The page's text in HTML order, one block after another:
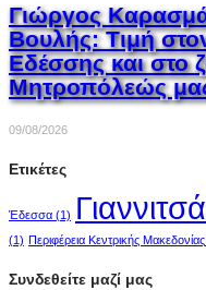
Γιώργος
Βουλής: Τιμή
Εδέσσης και στο
Μητροπόλεώς
09/08/2026
Ετικέτες
Έδεσσα (1) Γιαννιτσά
(1) Περιφέρεια Κεντρικής Μακεδονίας
Συνδεθείτε μαζί μας